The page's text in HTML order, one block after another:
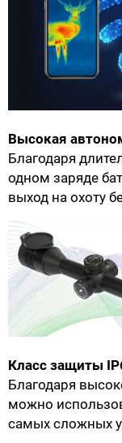
Высокая
Благодаря
одном заряде
выход на охоту
Класс защиты
Благодаря
можно
самых сложных